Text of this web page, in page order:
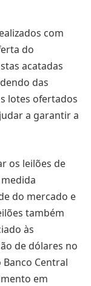
com
do
acatadas
das
lotes ofertados
a garantir a
os leilões de
do mercado e
também
às
de dólares no
Central
em